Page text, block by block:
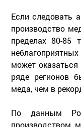
Если следовать
производство
пределах 80-85
может оказаться
ряде регионов
меда, чем в
По данным
производством